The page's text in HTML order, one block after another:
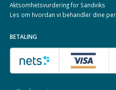
Aktsomhetsvurdering for Sandviks
Les om hvordan vi behandler dine
BETALING